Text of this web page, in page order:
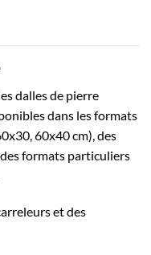
dalles de pierre
dans les formats
60x40 cm), des
formats particuliers
et des